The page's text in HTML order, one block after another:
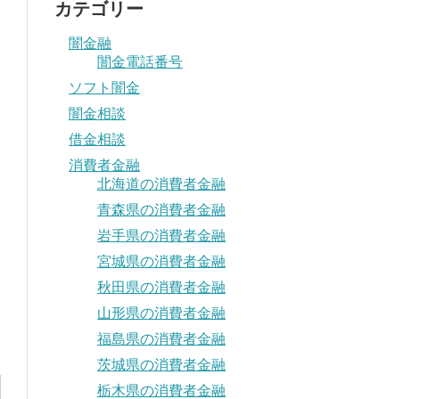
カテゴリー
闇金融
闇金電話番号
ソフト闇金
闇金相談
借金相談
消費者金融
北海道の消費者金融
青森県の消費者金融
岩手県の消費者金融
宮城県の消費者金融
秋田県の消費者金融
山形県の消費者金融
福島県の消費者金融
茨城県の消費者金融
栃木県の消費者金融